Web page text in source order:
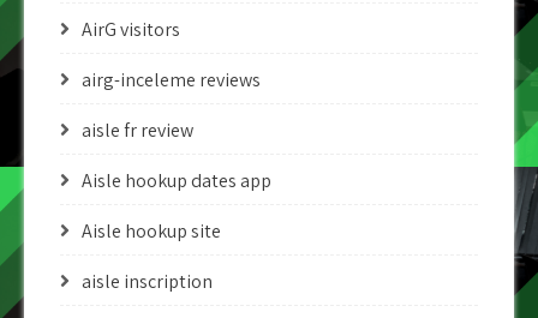
AirG visitors
airg-inceleme reviews
aisle fr review
Aisle hookup dates app
Aisle hookup site
aisle inscription